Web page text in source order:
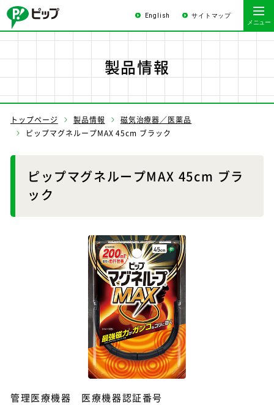
English サイトマップ
製品情報
トップページ 製品情報
磁気治療器／医薬品
ピップマグネループMAX 45cm ブラック
ピップマグネループMAX 45cm ブラ
ック
管理医療機器 医療機器認証番号